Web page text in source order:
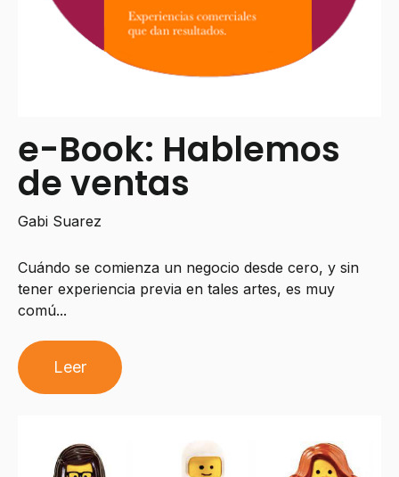
e-Book: Hablemos
de ventas
Gabi Suarez
Cuándo se comienza un negocio desde cero, y sin
tener experiencia previa en tales artes, es muy
comú...
Leer